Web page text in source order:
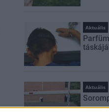
Aktuális
Aktuális